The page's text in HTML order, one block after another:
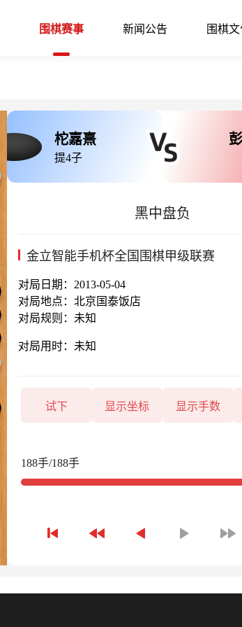
围棋赛事 新闻公告 围棋
柁嘉熹
提4子
黑中盘负
金立智能手机杯全国围棋甲级联赛
对局日期：2013-05-04
对局地点：北京国泰饭店
对局规则：未知
对局用时：未知
试下 显示坐标 显示手数
188手/188手